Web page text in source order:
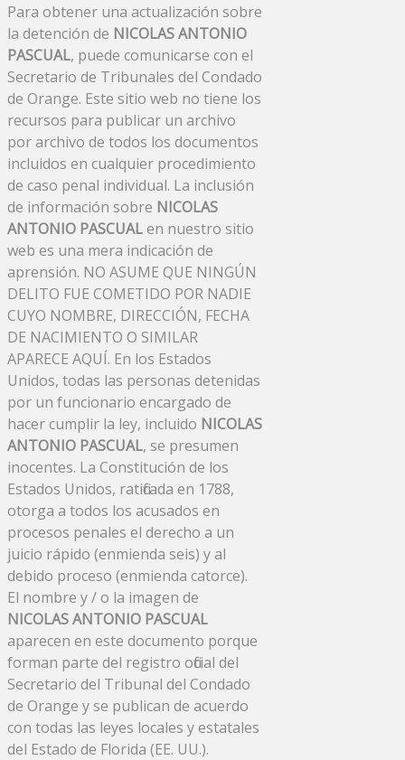
Para obtener una actualización sobre
la detención de NICOLAS ANTONIO
PASCUAL, puede comunicarse con el
Secretario de Tribunales del Condado
de Orange. Este sitio web no tiene los
recursos para publicar un archivo
por archivo de todos los documentos
incluidos en cualquier procedimiento
de caso penal individual. La inclusión
de información sobre NICOLAS
ANTONIO PASCUALen nuestro sitio
web es una mera indicación de
aprensión. NO ASUME QUE NINGÚN
DELITO FUE COMETIDO POR NADIE
CUYO NOMBRE, DIRECCIÓN, FECHA
DE NACIMIENTO O SIMILAR
APARECE AQUÍ. En los Estados
Unidos, todas las personas detenidas
por un funcionario encargado de
hacer cumplir la ley, incluido NICOLAS
ANTONIO PASCUAL, se presumen
inocentes. La Constitución de los
Estados Unidos, ratificada en 1788,
otorga a todos los acusados ​​en
procesos penales el derecho a un
juicio rápido (enmienda seis) y al
debido proceso (enmienda catorce).
El nombre y / o la imagen de
NICOLAS ANTONIO PASCUAL
aparecen en este documento porque
forman parte del registro oficial del
Secretario del Tribunal del Condado
de Orange y se publican de acuerdo
con todas las leyes locales y estatales
del Estado de Florida (EE. UU.).